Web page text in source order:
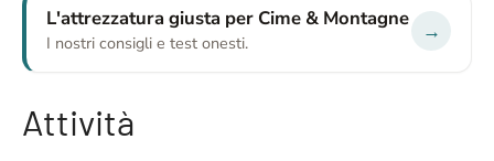
L'attrezzatura giusta per Cime & Montagne
I nostri consigli e test onesti. →
Attività